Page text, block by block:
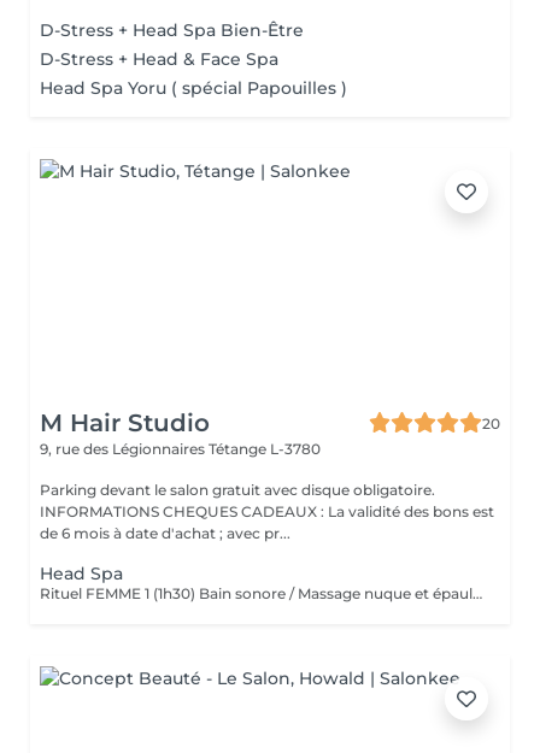
D-Stress + Head Spa Bien-Être
D-Stress + Head & Face Spa
Head Spa Yoru ( spécial Papouilles )
M Hair Studio
20
9, rue des Légionnaires Tétange L-3780
Parking devant le salon gratuit avec disque obligatoire.
INFORMATIONS CHEQUES CADEAUX : La validité des bons est
de 6 mois à date d'achat ; avec pr...
Head Spa
Rituel FEMME 1 (1h30) Bain sonore / Massage nuque et épaules / Massage cuir chevelu (avec outils) / Gommage cuir chevelu / Cascade d'eau / Shampooing / Soin / masque / Bain / vapeur / Séchage Rituel FEMME 2 (2h00) Bain sonore / Points de pression avec pochons (aux herbes aromatiques) / Soin visage (nettoyage, gommage, masque en tissu hydratant, crème de jour) / Massage buste et épaules / Massage visage / masque quartz rose / Massage cuir chevelu (avec outils) / Gommage cuir chevelu / Cascade d'eau / Shampooing / Soin / masque / Bain vapeur aromathérapie / Détente bras, mains / Luminothérapie* / Séchage Rituel HOMME (1h15) Bain sonore / Massage visage, nuque et épaules / Massage cuir chevelu (avec outils) / Gommage cuir chevelu / Cascade d'eau / Shampooing / Bain vapeur aromathérapie / Lotion tonique énergisante / Séchage